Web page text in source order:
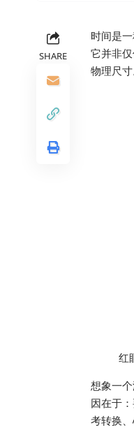
SHARE
时间是
它并非
物理尺寸
红
想象一
因在于
考转换